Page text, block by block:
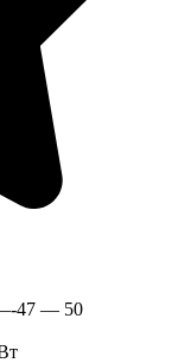
-47 — 50